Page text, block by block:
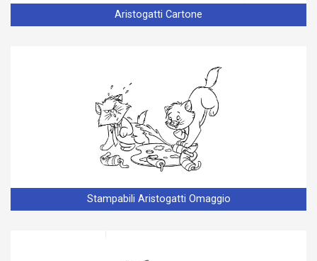
Aristogatti Cartone
Stampabili Aristogatti Omaggio